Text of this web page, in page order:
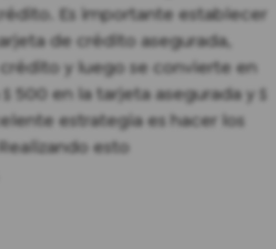
Es importante establecer
de crédito asegurada,
y luego se convierte en
500 en la tarjeta asegurada y $
estrategia es hacer los
esto